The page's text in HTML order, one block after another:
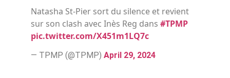
Natasha St-Pier sort du silence et revient
sur son clash avec Inès Reg dans #TPMP
pic.twitter.com/X451m1LQ7c
— TPMP (@TPMP) April 29, 2024